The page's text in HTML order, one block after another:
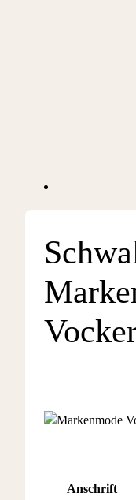
Anschrift